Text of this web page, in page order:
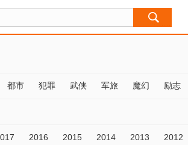
都市 犯罪 武侠 军旅 魔幻 励志
2016 2015 2014 2013 2012